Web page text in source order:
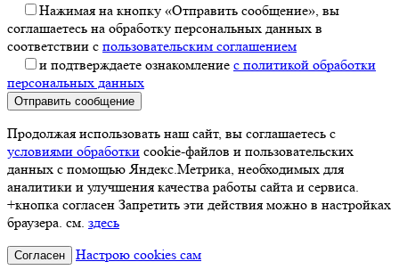
Нажимая на кнопку «Отправить сообщение», вы
соглашаетесь на обработку персональных данных в
соответствии с пользовательским соглашением
и подтверждаете ознакомление с политикой обработки
персональных данных
Отправить сообщение
Продолжая использовать наш сайт, вы соглашаетесь с
условиями обработки cookie-файлов и пользовательских
данных с помощью Яндекс.Метрика, необходимых для
аналитики и улучшения качества работы сайта и сервиса.
+кнопка согласен Запретить эти действия можно в настройках
браузера. см. здесь
Согласен Настрою cookies сам